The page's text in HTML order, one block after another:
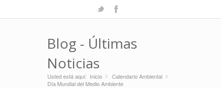
Twitter
Blog - Últimas
Noticias
Usted está aquí: Inicio »
Calendario Ambiental
Día Mundial del Medio Ambiente